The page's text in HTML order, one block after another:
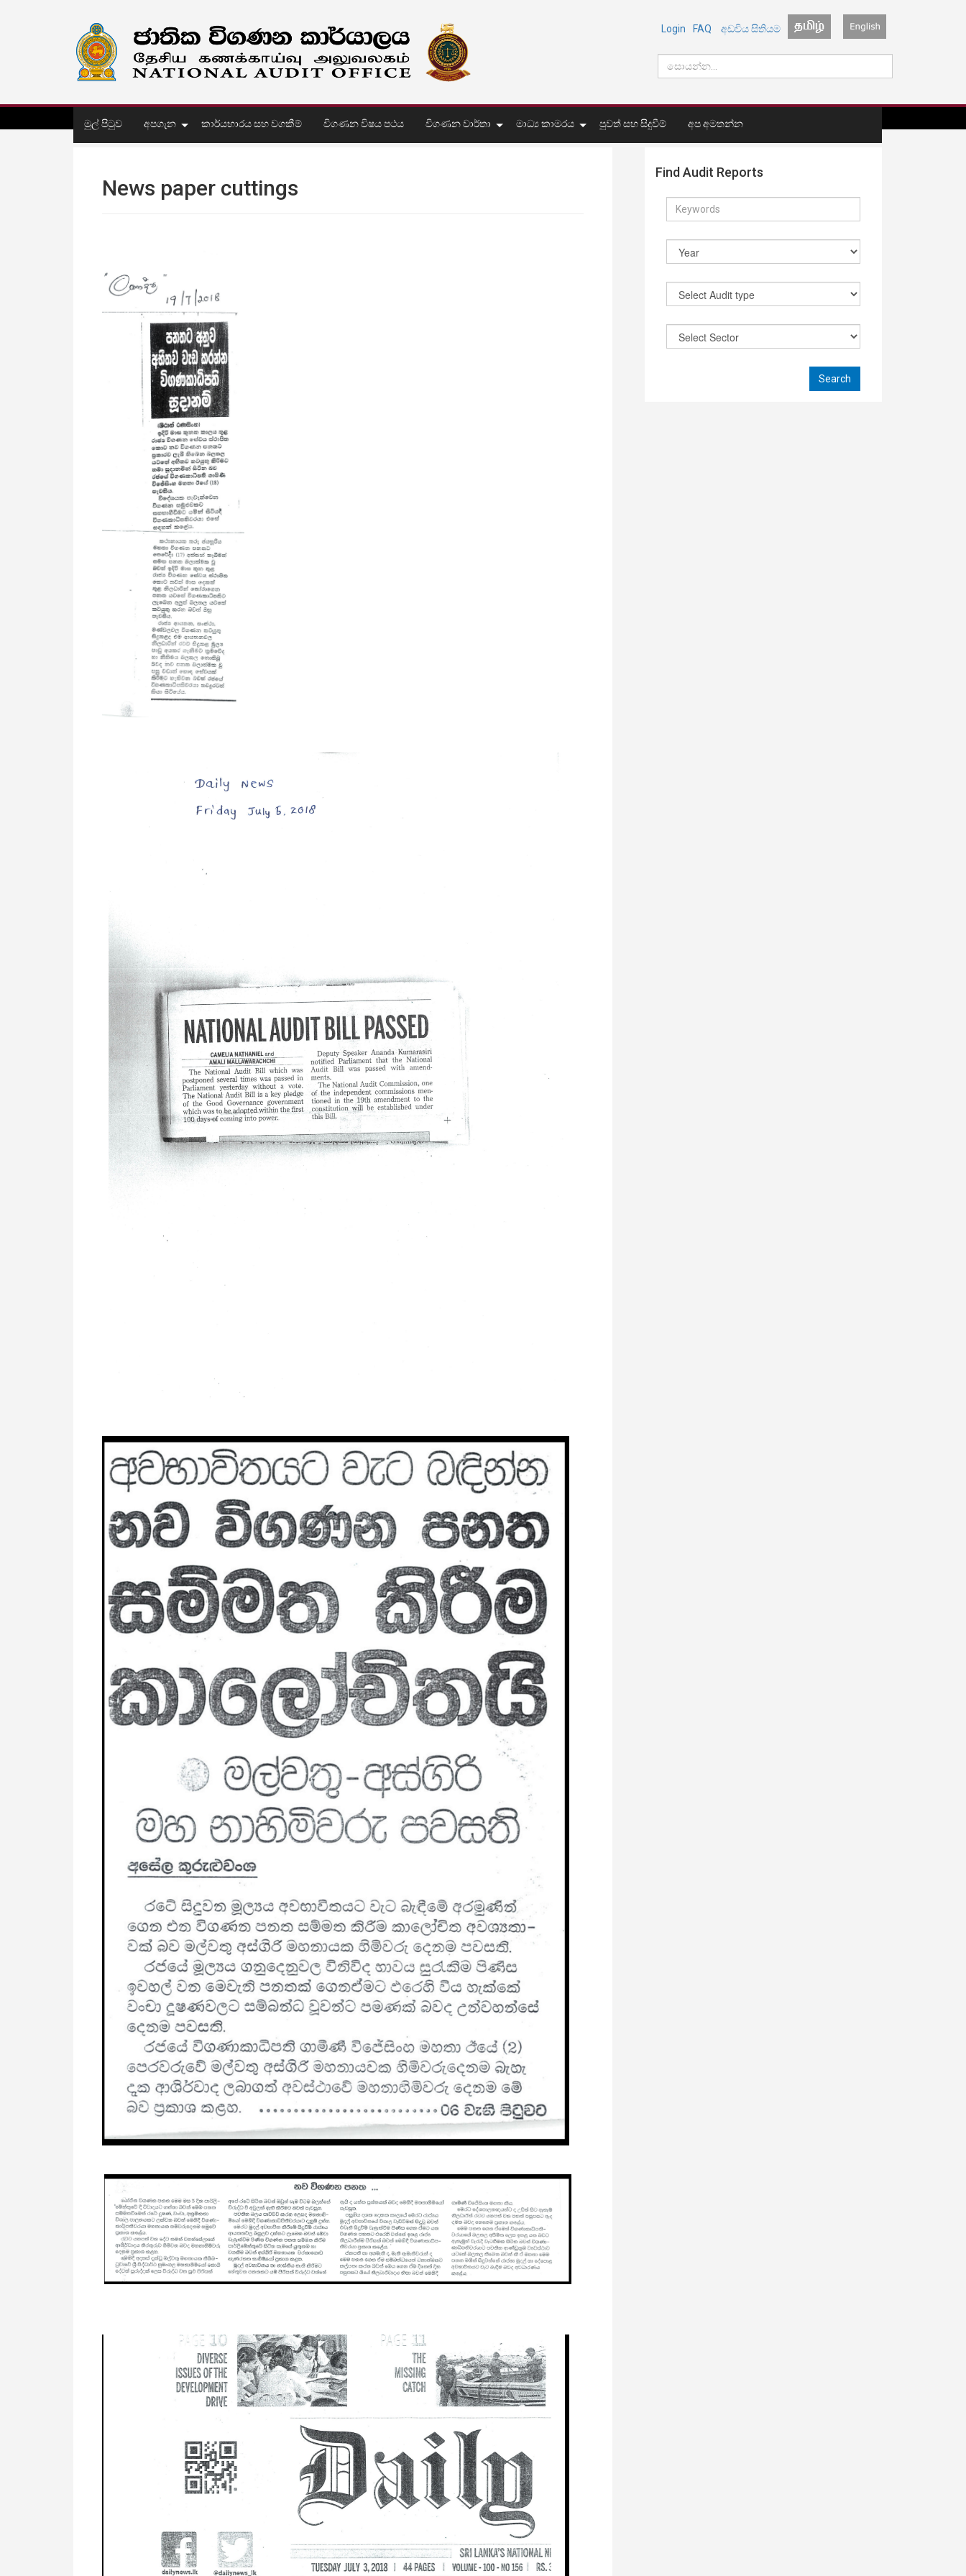
Login FAQ අඩවිය සිතියම
මුල් පිටුව අපගැන කාර්යභාරය සහ වගකීම් විගණන විෂය පථය විගණන වාර්තා මාධ්‍ය කාමරය පුවත් සහ සිදුවීම් අප අමතන්න
News paper cuttings
Find Audit Reports